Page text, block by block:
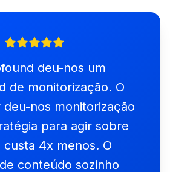
deu-nos um
de monitorização. O
deu-nos monitorização
para agir sobre
4x menos. O
conteúdo sozinho